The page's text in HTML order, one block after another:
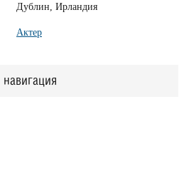
Дублин, Ирландия
Актер
навигация